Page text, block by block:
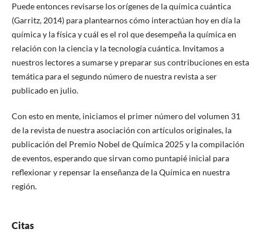
Puede entonces revisarse los orígenes de la química cuántica
(Garritz, 2014) para plantearnos cómo interactúan hoy en día la
química y la física y cuál es el rol que desempeña la química en
relación con la ciencia y la tecnología cuántica. Invitamos a
nuestros lectores a sumarse y preparar sus contribuciones en esta
temática para el segundo número de nuestra revista a ser
publicado en julio.
Con esto en mente, iniciamos el primer número del volumen 31
de la revista de nuestra asociación con artículos originales, la
publicación del Premio Nobel de Química 2025 y la compilación
de eventos, esperando que sirvan como puntapié inicial para
reflexionar y repensar la enseñanza de la Química en nuestra
región.
Citas